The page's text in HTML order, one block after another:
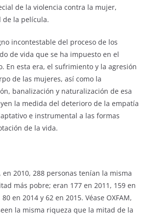
de la violencia contra la mujer,
de la película.
incontestable del proceso de los
de vida que se ha impuesto en el
En esta era, el sufrimiento y la agresión
de las mujeres, así como la
banalización y naturalización de esa
la medida del deterioro de la empatía
e instrumental a las formas
de la vida.
en 2010, 288 personas tenían la misma
más pobre; eran 177 en 2011, 159 en
en 2014 y 62 en 2015. Véase OXFAM,
la misma riqueza que la mitad de la